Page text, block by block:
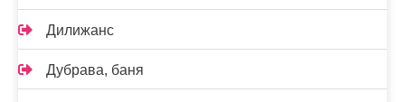
Дилижанс
Дубрава, баня